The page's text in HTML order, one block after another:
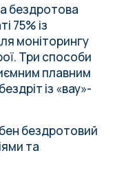
бездротова
75% із
моніторингу
Три способи
плавним
із «вау»-
бездротовий
та